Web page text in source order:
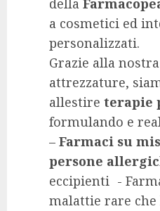
della
a cosmetici ed
personalizzati.
Grazie alla
attrezzature,
allestire terapie
formulando e
– Farmaci su
persone
eccipienti -
malattie rare